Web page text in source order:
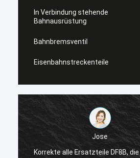
In Verbindung stehende
Bahnausrüstung
Bahnbremsventil
Eisenbahnstreckenteile
Jose
Korrekte alle Ersatzteile DF8B,